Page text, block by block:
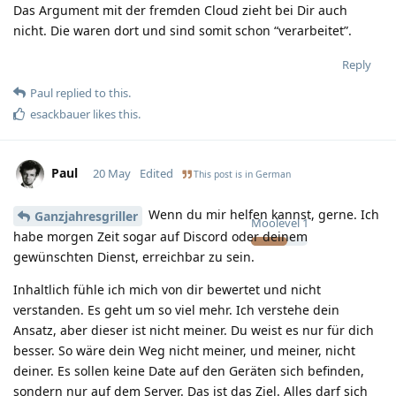
Das Argument mit der fremden Cloud zieht bei Dir auch
nicht. Die waren dort und sind somit schon “verarbeitet”.
Reply
Paul replied to this.
esackbauer likes this.
Paul
Moolevel1
20 May Edited This post is in German
Ganzjahresgriller
Wenn du mir helfen kannst, gerne. Ich
habe morgen Zeit sogar auf Discord oder deinem
gewünschten Dienst, erreichbar zu sein.
Inhaltlich fühle ich mich von dir bewertet und nicht
verstanden. Es geht um so viel mehr. Ich verstehe dein
Ansatz, aber dieser ist nicht meiner. Du weist es nur für dich
besser. So wäre dein Weg nicht meiner, und meiner, nicht
deiner. Es sollen keine Date auf den Geräten sich befinden,
sondern nur auf dem Server. Das ist das Ziel. Alles darf sich